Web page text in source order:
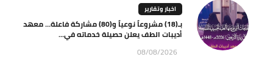
اخبار وتقارير
بـ(18) مشروعاً نوعياً و(80) مشاركة فاعلة… معهد
أديبات الطف يعلن حصيلة خدماته في...
08/08/2026